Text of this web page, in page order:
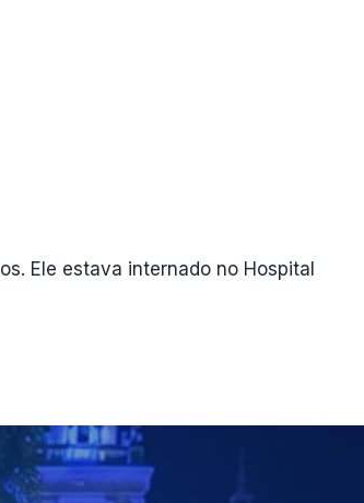
Ele estava internado no Hospital